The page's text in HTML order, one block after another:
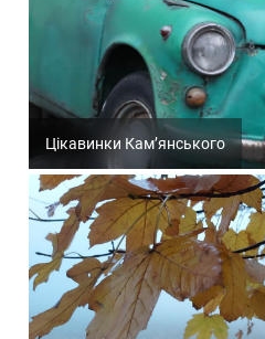
Цікавинки Кам’янського